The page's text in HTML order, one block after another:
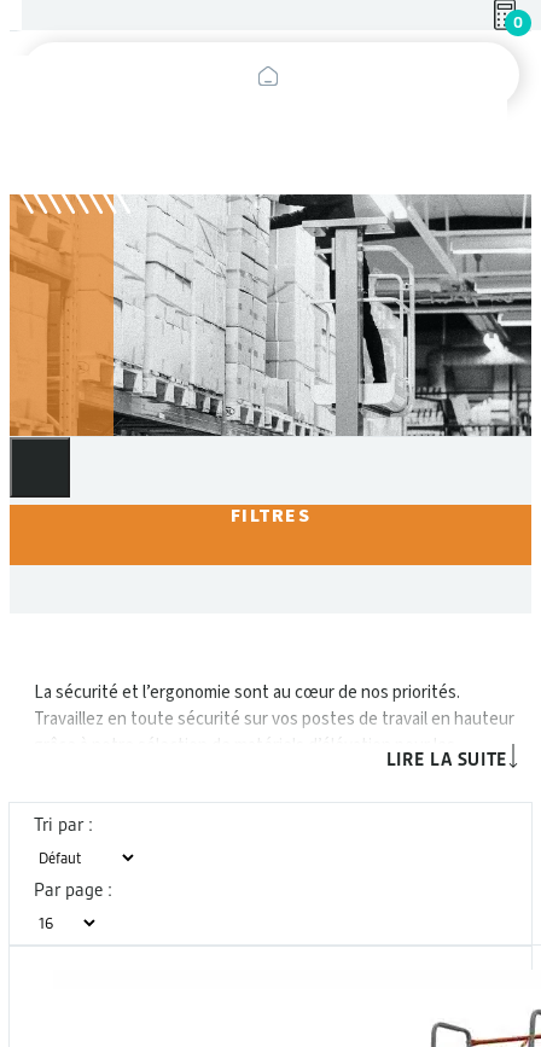
0
FILTRES
La sécurité et l’ergonomie sont au cœur de nos priorités.
Travaillez en toute sécurité sur vos postes de travail en hauteur
grâce à notre sélection de matériels d’élévation pour les
environnements industriels exigeants : nacelles ciseaux,
nacelles articulées, plateformes élévatrices, tables élévatrices,
échelles et escabeaux professionnels. Nos équipements
s’adressent aux métiers de la maintenance industrielle, de la
logistique et à tous types de secteurs même les plus exigeants
et sont conformes aux normes en vigueur pour le travail en
hauteur sécurisé.
LIRE LA SUITE
Tri par :
Par page :